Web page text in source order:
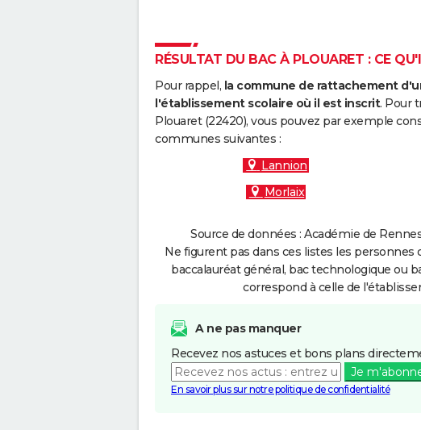
RÉSULTAT DU BAC À PLOUARET : CE
Pour rappel, la commune de rattachement
l'établissement scolaire où il est inscrit. Pour
Plouaret (22420), vous pouvez par exemple
communes suivantes :
Lannion
Morlaix
Source de données : Académie de
Ne figurent pas dans ces listes les
baccalauréat général, bac technologique ou
correspond à celle de
A ne pas manquer
Recevez nos astuces et bons plans
Je
En savoir plus sur notre politique de confidentialité